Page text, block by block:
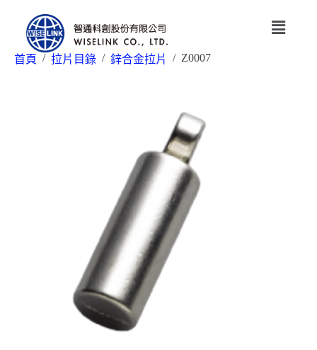
首頁 / 拉片目錄 / 鋅合金拉片 / Z0007